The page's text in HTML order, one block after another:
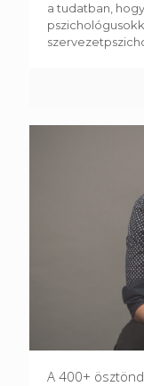
a tudatban,
A 400+